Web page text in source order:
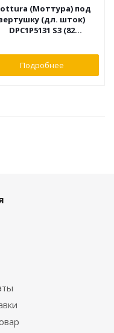
(Моттура) под
(дл. шток)
DPC1P5131 S3 (82
5+1 кл.
Подробнее